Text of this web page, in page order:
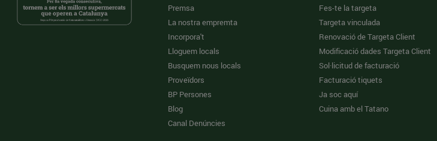
Premsa
La nostra empremta
Incorpora't
Lloguem locals
Busquem nous locals
Proveïdors
BP Persones
Blog
Canal Denúncies
Fes-te la targeta
Targeta vinculada
Renovació de Targeta Client
Modificació dades Targeta Client
Sol·licitud de facturació
Facturació tiquets
Ja soc aquí
Cuina amb el Tatano